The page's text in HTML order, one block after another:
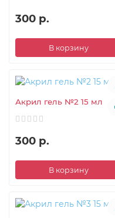
300 р.
В корзину
Акрил гель №2 15 мл
300 р.
В корзину